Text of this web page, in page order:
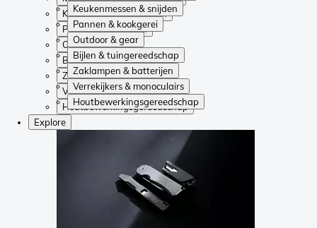
Keukenmessen & snijden
Pannen & kookgerei
Outdoor & gear
Bijlen & tuingereedschap
Zaklampen & batterijen
Verrekijkers & monoculairs
Houtbewerkingsgereedschap
Keukenmessen & snijden
Pannen & kookgerei
Outdoor & gear
Bijlen & tuingereedschap
Zaklampen & batterijen
Verrekijkers & monoculairs
Houtbewerkingsgereedschap
Explore